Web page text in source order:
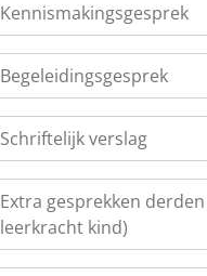
Kennismakingsgesprek
Begeleidingsgesprek
Schriftelijk verslag
Extra gesprekken
leerkracht kind)